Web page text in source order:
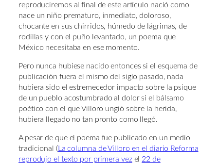
reproduciremos al final de este artículo nació como
nace un niño prematuro, inmediato, doloroso,
chocante en sus chirridos, húmedo de lágrimas, de
rodillas y con el puño levantado, un poema que
México necesitaba en ese momento.
Pero nunca hubiese nacido entonces si el esquema de
publicación fuera el mismo del siglo pasado, nada
hubiera sido el estremecedor impacto sobre la psique
de un pueblo acostumbrado al dolor si el bálsamo
poético con el que Villoro ungió sobre la herida,
hubiera llegado no tan pronto como llegó.
A pesar de que el poema fue publicado en un medio
tradicional (La columna de Villoro en el diario Reforma
reprodujo el texto por primera vezel 22 de